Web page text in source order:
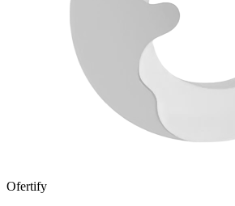
Ofertify